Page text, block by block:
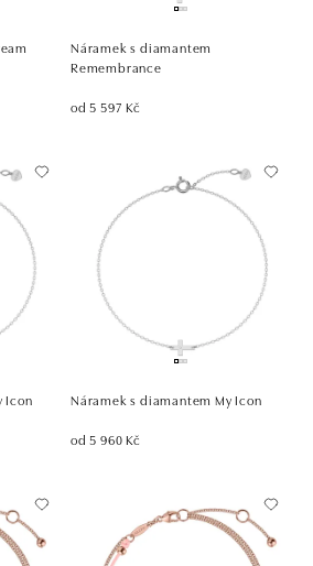
Náramek s diamantem
Remembrance
od 5 597 Kč
Icon Náramek s diamantem My Icon
od 5 960 Kč